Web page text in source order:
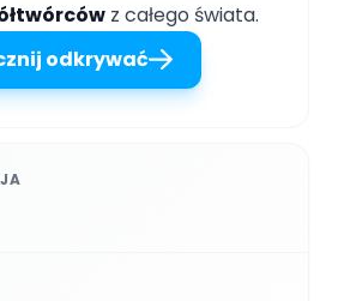
z całego świata.
odkrywać